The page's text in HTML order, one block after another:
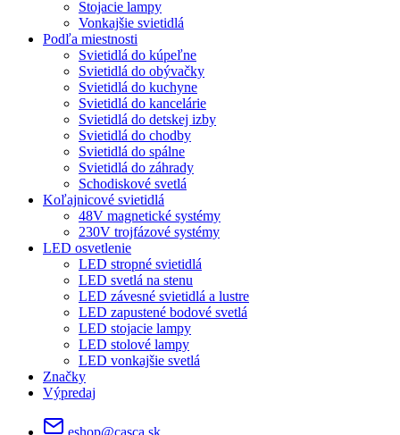
Stojacie lampy
Vonkajšie svietidlá
Podľa miestnosti
Svietidlá do kúpeľne
Svietidlá do obývačky
Svietidlá do kuchyne
Svietidlá do kancelárie
Svietidlá do detskej izby
Svietidlá do chodby
Svietidlá do spálne
Svietidlá do záhrady
Schodiskové svetlá
Koľajnicové svietidlá
48V magnetické systémy
230V trojfázové systémy
LED osvetlenie
LED stropné svietidlá
LED svetlá na stenu
LED závesné svietidlá a lustre
LED zapustené bodové svetlá
LED stojacie lampy
LED stolové lampy
LED vonkajšie svetlá
Značky
Výpredaj
eshop@casca.sk